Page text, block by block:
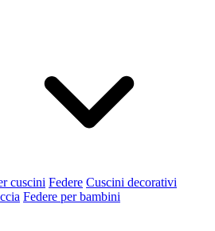
cuscini Federe Cuscini decorativi
Federe per bambini